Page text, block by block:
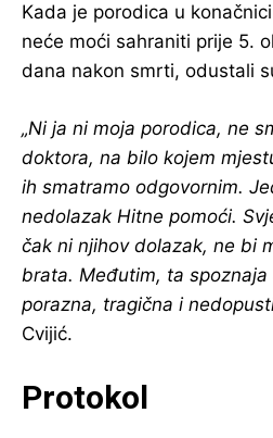
Kada je porodica u
neće moći sahraniti prije 5.
dana nakon smrti, odustali
„Ni ja ni moja porodica, ne
doktora, na bilo kojem
ih smatramo odgovornim.
nedolazak Hitne pomoći.
čak ni njihov dolazak, ne bi
brata. Međutim, ta
porazna, tragična i
Cvijić.
Protokol